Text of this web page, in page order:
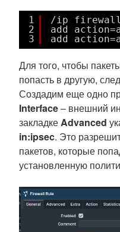
1
2
3
/ip
add
add
Для того, чтобы
попасть в другую,
Создадим еще одно
Interface– внешний
закладкеAdvanced
in:ipsec. Это
пакетов, которые
установленную